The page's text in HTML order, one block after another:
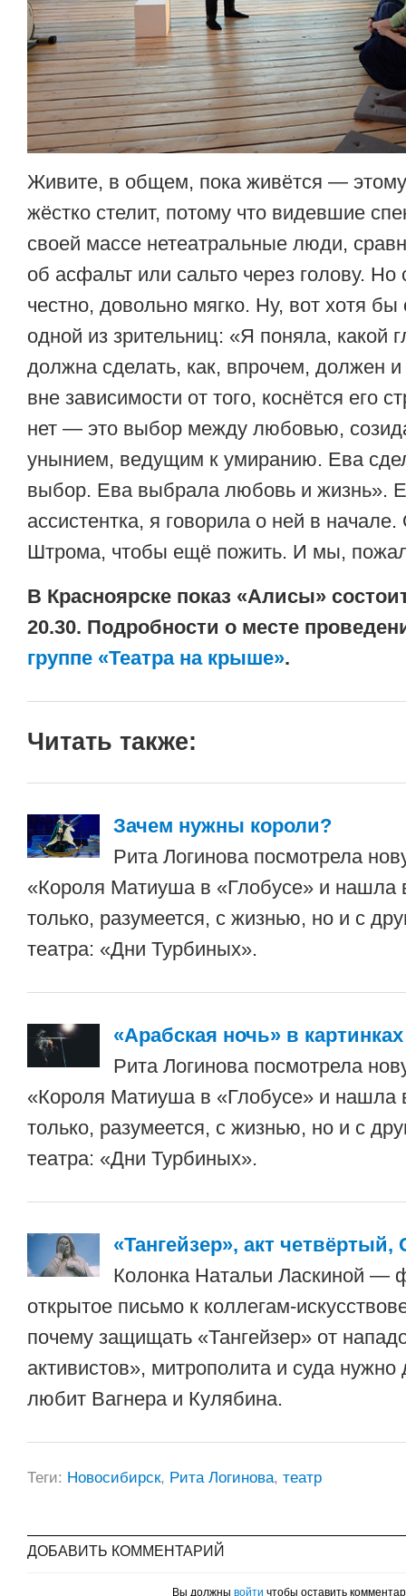
Живите, в общем, пока живётся —
жёстко стелит, потому что видевшие
своей массе нетеатральные люди,
об асфальт или сальто через голову. Но
честно, довольно мягко. Ну, вот хотя бы
одной из зрительниц: «Я поняла, какой
должна сделать, как, впрочем, должен
вне зависимости от того, коснётся его
нет — это выбор между любовью,
унынием, ведущим к умиранию. Ева
выбор. Ева выбрала любовь и жизнь».
ассистентка, я говорила о ней в
Штрома, чтобы ещё пожить. И мы,
В Красноярске показ «Алисы»
20.30. Подробности о месте
группе «Театра на крыше».
Читать также:
Зачем нужны короли?
Рита Логинова посмотрела
«Короля Матиуша в «Глобусе» и нашла
только, разумеется, с жизнью, но и с
театра: «Дни Турбиных».
«Арабская ночь» в картинках
Рита Логинова посмотрела
«Короля Матиуша в «Глобусе» и нашла
только, разумеется, с жизнью, но и с
театра: «Дни Турбиных».
«Тангейзер», акт четвёртый,
Колонка Натальи Ласкиной —
открытое письмо к коллегам-
почему защищать «Тангейзер» от
активистов», митрополита и суда
любит Вагнера и Кулябина.
Теги: Новосибирск, Рита Логинова, театр
ДОБАВИТЬ КОММЕНТАРИЙ
Вы должны войти чтобы оставить